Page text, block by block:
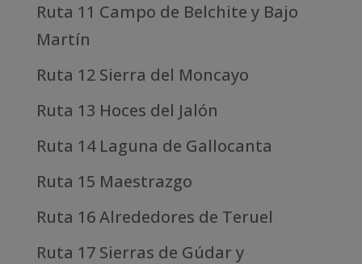
Ruta 11 Campo de Belchite y Bajo
Martín
Ruta 12 Sierra del Moncayo
Ruta 13 Hoces del Jalón
Ruta 14 Laguna de Gallocanta
Ruta 15 Maestrazgo
Ruta 16 Alrededores de Teruel
Ruta 17 Sierras de Gúdar y